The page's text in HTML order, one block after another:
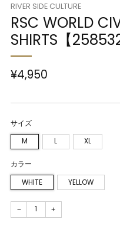
RIVER SIDE CULTURE
RSC WORLD
SHIRTS【
¥4,950
サイズ
M L XL
カラー
WHITE YELLOW
− +